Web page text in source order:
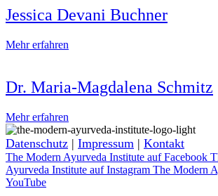
Jessica Devani Buchner
Mehr erfahren
Dr. Maria-Magdalena Schmitz
Mehr erfahren
Datenschutz | Impressum | Kontakt
The Modern Ayurveda Institute auf Facebook
Ayurveda Institute auf Instagram The Modern
YouTube